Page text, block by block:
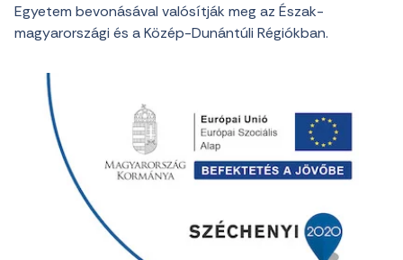
Egyetem bevonásával valósítják meg az Észak-
magyarországi és a Közép-Dunántúli Régiókban.